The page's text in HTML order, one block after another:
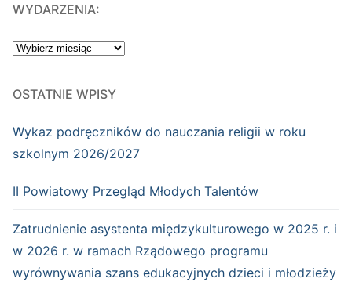
WYDARZENIA:
WYDARZENIA:
OSTATNIE WPISY
Wykaz podręczników do nauczania religii w roku
szkolnym 2026/2027
II Powiatowy Przegląd Młodych Talentów
Zatrudnienie asystenta międzykulturowego w 2025 r. i
w 2026 r. w ramach Rządowego programu
wyrównywania szans edukacyjnych dzieci i młodzieży